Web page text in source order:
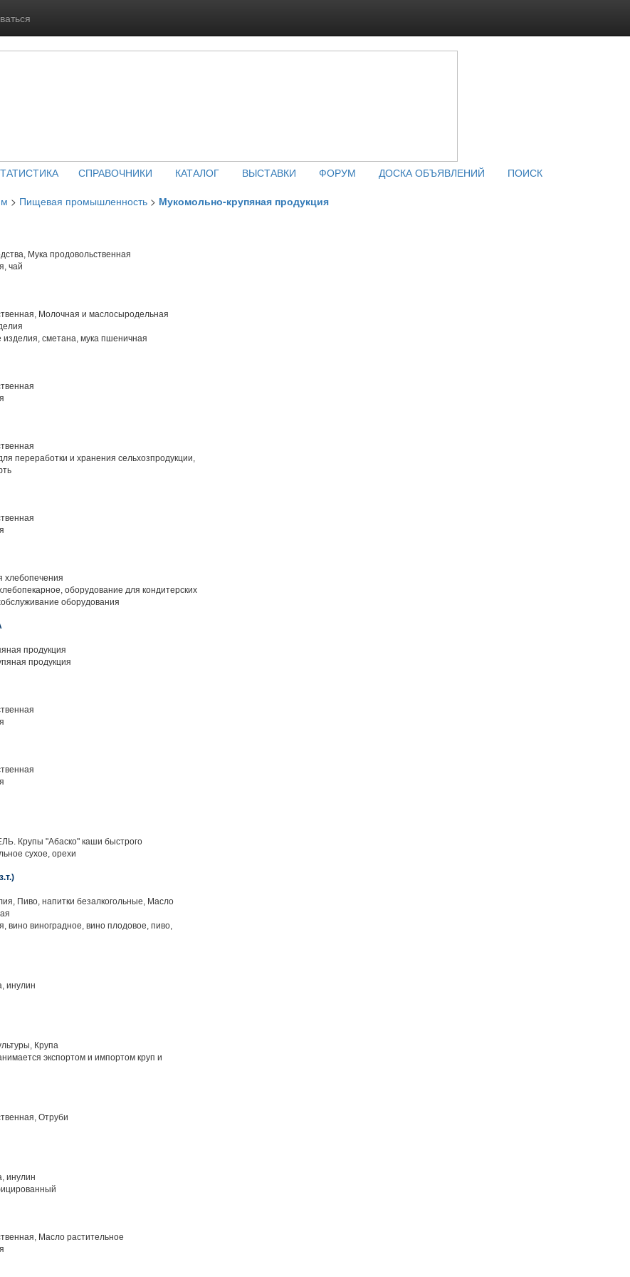
СПРАВОЧНИКИ КАТАЛОГ ВЫСТАВКИ ФОРУМ ДОСКА ОБЪЯВЛЕНИЙ
ПОИСК
> Пищевая промышленность > Мукомольно-крупяная продукция
Мука продовольственная
чай
Молочная и маслосыродельная
изделия, сметана, мука пшеничная
переработки и хранения сельхозпродукции,
хлебопечения
оборудование для кондитерских
оборудования
продукция
продукция
Крупы "Абаско" каши быстрого
сухое, орехи
Пиво, напитки безалкогольные, Масло
вино виноградное, вино плодовое, пиво,
инулин
Крупа
экспортом и импортом круп и
Отруби
инулин
Масло растительное